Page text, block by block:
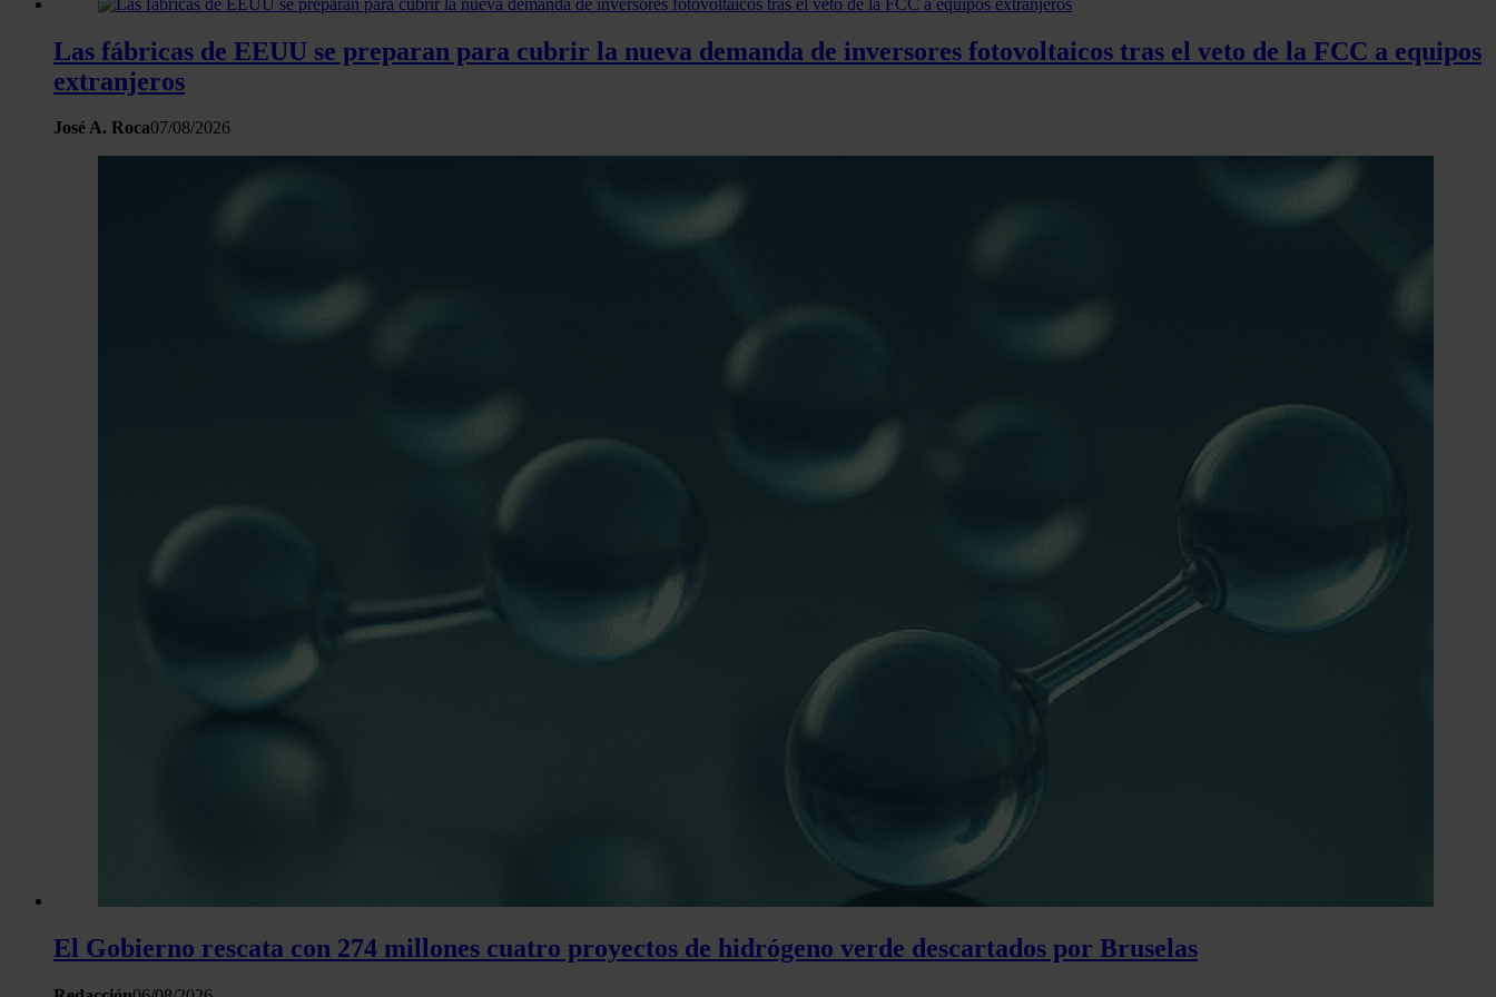
Las fábricas de EEUU se preparan para cubrir la nueva demanda de inversores fotovoltaicos tras el veto de la FCC a equipos
extranjeros
José A. Roca07/08/2026
El Gobierno rescata con 274 millones cuatro proyectos de hidrógeno verde descartados por Bruselas